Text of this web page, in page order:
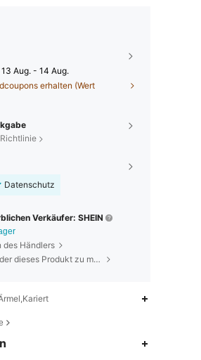
13 Aug. - 14 Aug.
erhalten (Wert
Datenschutz
Verkäufer: SHEIN
des Händlers
Um diesen Verkäufer und/oder dieses Produkt zu melden